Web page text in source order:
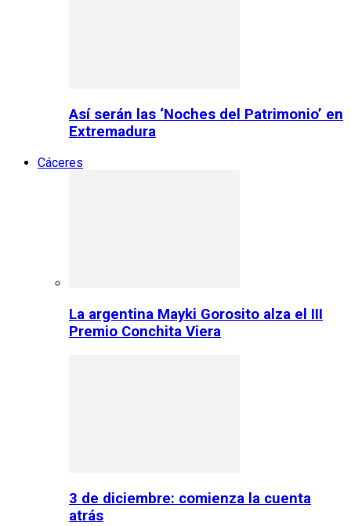
Así serán las ‘Noches del Patrimonio’ en
Extremadura
Cáceres
La argentina Mayki Gorosito alza el III
Premio Conchita Viera
3 de diciembre: comienza la cuenta
atrás